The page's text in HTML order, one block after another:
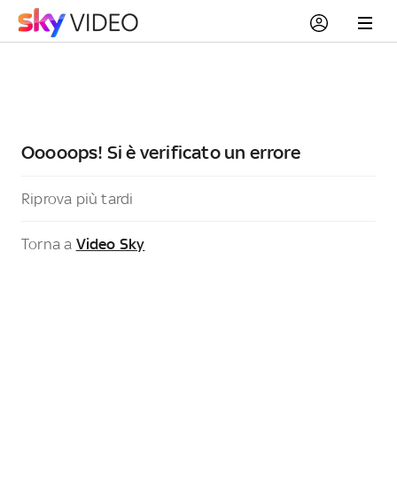
Ooooops! Si è verificato un errore
Riprova più tardi
Torna a Video Sky